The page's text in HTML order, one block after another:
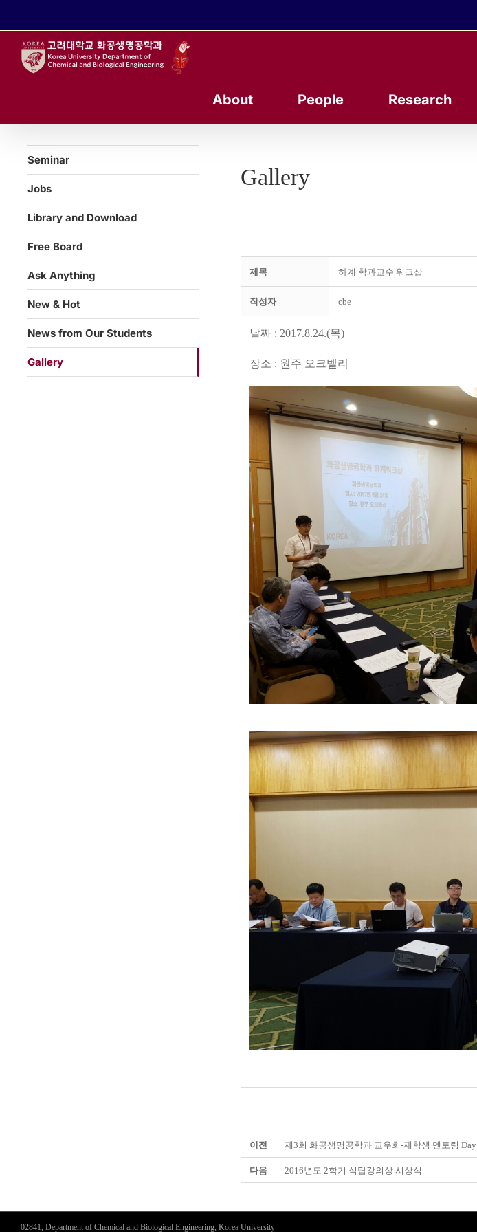
About People Research
Gallery
제목 하계 학과교수 워크샵
작성자 cbe
날짜 : 2017.8.24.(목)
장소 : 원주 오크벨리
이전 제3회 화공생명공학과 교우회-재학생 멘토링 Day
다음 2016년도 2학기 석탑강의상 시상식
Seminar
Jobs
Library and Download
Free Board
Ask Anything
New & Hot
News from Our Students
Gallery
02841, Department of Chemical and Biological Engineering, Korea University